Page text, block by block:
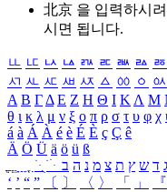
北京 을 입력하시
시면 됩니다.
ㅥ ㅦ ㅧ ㅨ ㅩ ㅪ ㅫ ㅬ ㅭ
ㅺ ㅻ ㅼ ㅽ ㅾ ㅿ ㆀ ㆁ ㆂ
Α Β ΓΔ Ε Ζ Η Θ Ι ΚΛ Μ
θ ι κ λ μ ν ξ ο π ρ σ τ υ φ χ
á à Á À é è É È ç Ç ê
Ä Ö Ü ä ö ü ß
ִֶֹ ֻּ ׁׂ ג ד ש ץ ת צ מ נ ה ב
‘ ’ “ ” 〔 〕 〈 〉 「 」 『